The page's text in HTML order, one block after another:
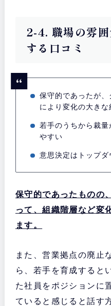
2-4. 職場の雰
する口コミ
保守的であったが
により変化の大き
若手のうちから裁
やすい
意思決定はトップダ
保守的であったものの
って、組織階層など変
ます。
また、営業拠点の廃止
ら、若手を育成すると
た社員をポジションに
ていると感じると話す